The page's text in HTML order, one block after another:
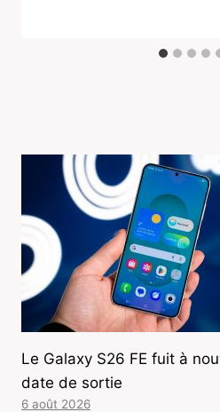
Le Galaxy S26 FE fuit à
date de sortie
6 août 2026